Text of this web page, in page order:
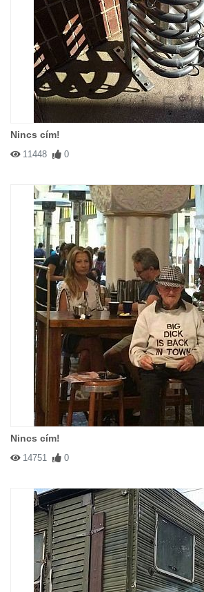
Nincs cím!
11448 0
Nincs cím!
14751 0